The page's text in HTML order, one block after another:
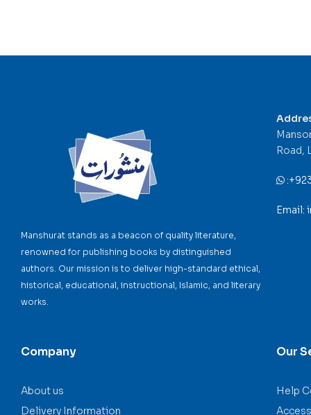
Manshurat stands as a beacon of quality literature,
renowned for publishing books by distinguished
authors. Our mission is to deliver high-standard ethical,
historical, educational, instructional, Islamic, and literary
works.
Company
About us
Delivery Information
Our
Help
Road,
:
Email: